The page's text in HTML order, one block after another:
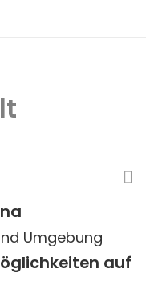
Umgebung
auf